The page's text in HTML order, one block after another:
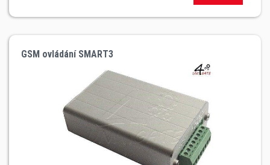
GSM ovládání SMART3